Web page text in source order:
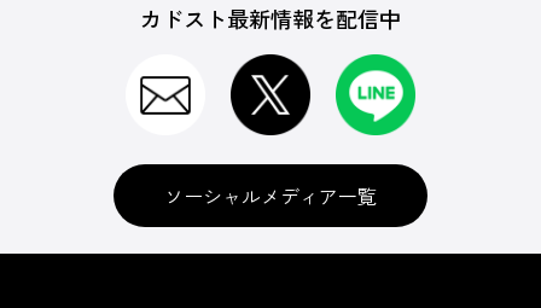
カドスト最新情報を配信中
ソーシャルメディア一覧